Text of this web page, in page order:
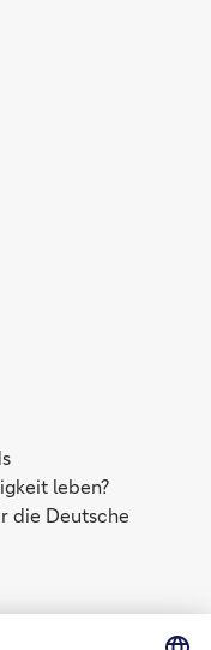
leben?
die Deutsche